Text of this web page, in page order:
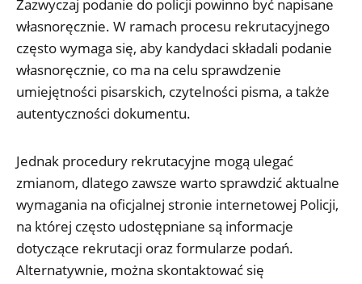
Zazwyczaj podanie do policji powinno być napisane
własnoręcznie. W ramach procesu rekrutacyjnego
często wymaga się, aby kandydaci składali podanie
własnoręcznie, co ma na celu sprawdzenie
umiejętności pisarskich, czytelności pisma, a także
autentyczności dokumentu.
Jednak procedury rekrutacyjne mogą ulegać
zmianom, dlatego zawsze warto sprawdzić aktualne
wymagania na oficjalnej stronie internetowej Policji,
na której często udostępniane są informacje
dotyczące rekrutacji oraz formularze podań.
Alternatywnie, można skontaktować się